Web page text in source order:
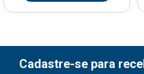
Cadastre-se para